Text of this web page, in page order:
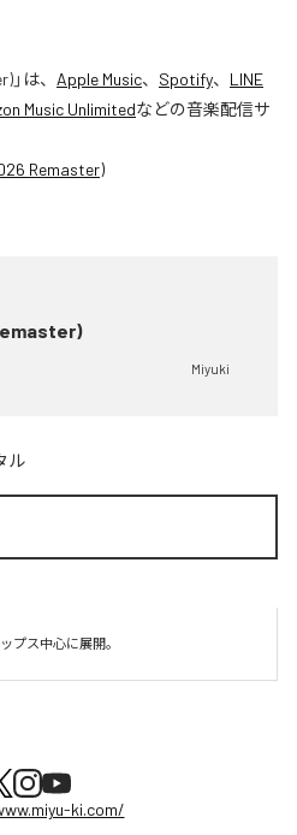
」は、 Apple Music、 Spotify、 LINE
Music Unlimitedなどの音楽配信サ
Remaster)
Miyuki
ル
プス中心に展開。
ki.com/